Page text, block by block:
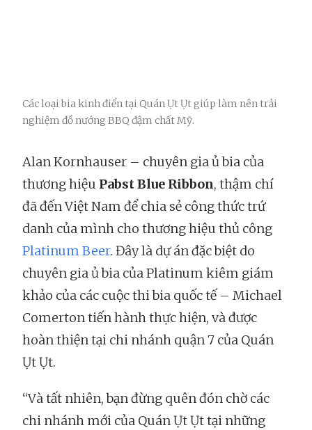
Các loại bia kinh điển tại Quán Ụt Ụt giúp làm nên trải
nghiệm đồ nướng BBQ đậm chất Mỹ.
Alan Kornhauser – chuyên gia ủ bia của
thương hiệu Pabst Blue Ribbon, thậm chí
đã đến Việt Nam để chia sẻ công thức trứ
danh của mình cho thương hiệu thủ công
Platinum Beer. Đây là dự án đặc biệt do
chuyên gia ủ bia của Platinum kiêm giám
khảo của các cuộc thi bia quốc tế – Michael
Comerton tiến hành thực hiện, và được
hoàn thiện tại chi nhánh quận 7 của Quán
Ụt Ụt.
“Và tất nhiên, bạn đừng quên đón chờ các
chi nhánh mới của Quán Ụt Ụt tại những